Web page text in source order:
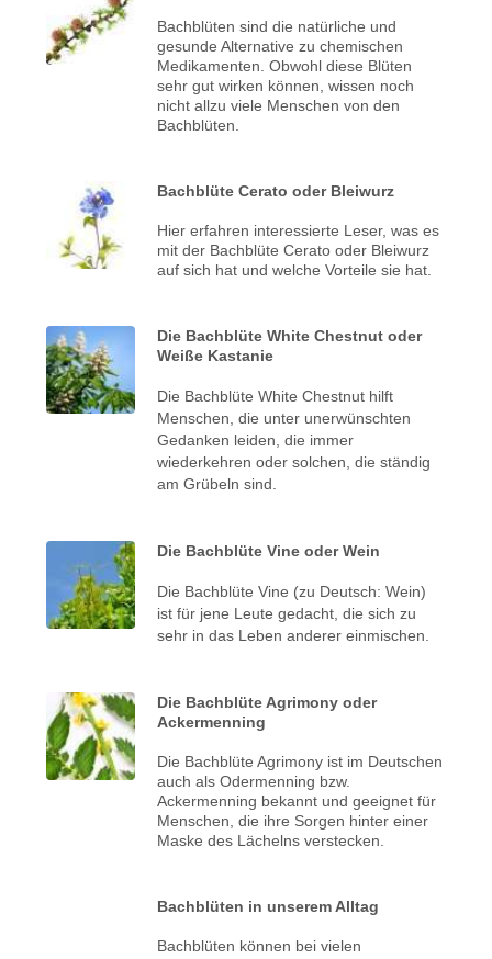
Bachblüten sind die natürliche und
gesunde Alternative zu chemischen
Medikamenten. Obwohl diese Blüten
sehr gut wirken können, wissen noch
nicht allzu viele Menschen von den
Bachblüten.
Bachblüte Cerato oder Bleiwurz
Hier erfahren interessierte Leser, was es
mit der Bachblüte Cerato oder Bleiwurz
auf sich hat und welche Vorteile sie hat.
Die Bachblüte White Chestnut oder
Weiße Kastanie
Die Bachblüte White Chestnut hilft
Menschen, die unter unerwünschten
Gedanken leiden, die immer
wiederkehren oder solchen, die ständig
am Grübeln sind.
Die Bachblüte Vine oder Wein
Die Bachblüte Vine (zu Deutsch: Wein)
ist für jene Leute gedacht, die sich zu
sehr in das Leben anderer einmischen.
Die Bachblüte Agrimony oder
Ackermenning
Die Bachblüte Agrimony ist im Deutschen
auch als Odermenning bzw.
Ackermenning bekannt und geeignet für
Menschen, die ihre Sorgen hinter einer
Maske des Lächelns verstecken.
Bachblüten in unserem Alltag
Bachblüten können bei vielen